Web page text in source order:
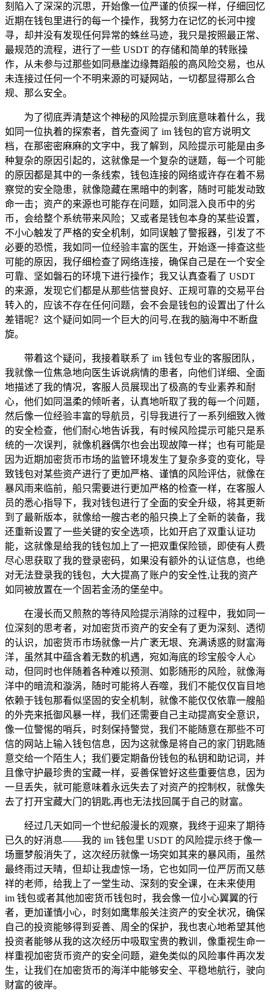
刻陷入了深深的沉思，开始像一位严谨的侦探一样，仔细回忆
近期在钱包里进行的每一个操作，我努力在记忆的长河中搜
寻，却并没有发现任何异常的蛛丝马迹，我只是按照最正常、
最规范的流程，进行了一些 USDT 的存储和简单的转账操
作，从未参与过那些如同悬崖边缘舞蹈般的高风险交易，也从
未连接过任何一个不明来源的可疑网站，一切都显得那么合
规、那么安全。
为了彻底弄清楚这个神秘的风险提示到底意味着什么，我
如同一位执着的探索者，首先查阅了 im 钱包的官方说明文
档，在那密密麻麻的文字中，我了解到，风险提示可能是由多
种复杂的原因引起的，这就像是一个复杂的谜题，每一个可能
的原因都是其中的一条线索，钱包连接的网络或许存在着不易
察觉的安全隐患，就像隐藏在黑暗中的刺客，随时可能发动致
命一击；资产的来源也可能存在问题，如同混入良币中的劣
币，会给整个系统带来风险；又或者是钱包本身的某些设置，
不小心触发了严格的安全机制，如同误触了警报器，引发了不
必要的恐慌，我如同一位经验丰富的医生，开始逐一排查这些
可能的原因，我仔细检查了网络连接，确保自己是在一个安全
可靠、坚如磐石的环境下进行操作；我又认真查看了 USDT
的来源，发现它们都是从那些信誉良好、正规可靠的交易平台
转入的，应该不存在任何问题，会不会是钱包的设置出了什么
差错呢？这个疑问如同一个巨大的问号,在我的脑海中不断盘
旋。
带着这个疑问，我接着联系了 im 钱包专业的客服团队，
我就像一位焦急地向医生诉说病情的患者，向他们详细、全面
地描述了我的情况，客服人员展现出了极高的专业素养和耐
心，他们如同温柔的倾听者，认真地听取了我的每一个问题，
然后像一位经验丰富的导航员，引导我进行了一系列细致入微
的安全检查，他们耐心地告诉我，有时候风险提示可能只是系
统的一次误判，就像机器偶尔也会出现故障一样；也有可能是
因为近期加密货币市场的监管环境发生了复杂多变的变化，导
致钱包对某些资产进行了更加严格、谨慎的风险评估，就像在
暴风雨来临前，船只需要进行更加严格的检查一样，在客服人
员的悉心指导下，我对钱包进行了全面的安全升级，将其更新
到了最新版本，就像给一艘古老的船只换上了全新的装备，我
还重新设置了一些关键的安全选项，比如开启了双重认证功
能，这就像是给我的钱包加上了一把双重保险锁，即使有人费
尽心思获取了我的登录密码，如果没有额外的认证信息，也绝
对无法登录我的钱包，大大提高了账户的安全性,让我的资产
如同被放置在一个固若金汤的堡垒中。
在漫长而又煎熬的等待风险提示消除的过程中，我如同一
位深刻的思考者，对加密货币资产的安全有了更为深刻、透彻
的认识，加密货币市场就像一片广袤无垠、充满诱惑的财富海
洋，虽然其中蕴含着无数的机遇，宛如海底的珍宝般令人心
动，但同时也伴随着各种难以预测、如影随形的风险，就像海
洋中的暗流和漩涡，随时可能将人吞噬，我们不能仅仅盲目地
依赖于钱包那看似坚固的安全机制，就像不能仅仅依靠一艘船
的外壳来抵御风暴一样，我们还需要自己主动提高安全意识，
像一位警惕的哨兵，时刻保持警觉，我们不能随意在那些不可
信的网站上输入钱包信息，因为这就像是将自己的家门钥匙随
意交给一个陌生人；我们要定期备份钱包的私钥和助记词，并
且像守护最珍贵的宝藏一样，妥善保管好这些重要信息，因为
一旦丢失，就可能意味着永远失去了对资产的控制权，就像失
去了打开宝藏大门的钥匙,再也无法找回属于自己的财富。
经过几天如同一个世纪般漫长的观察，我终于迎来了期待
已久的好消息——我的 im 钱包里 USDT 的风险提示终于像一
场噩梦般消失了，这次经历就像一场突如其来的暴风雨，虽然
最终雨过天晴，但却让我虚惊一场，它也如同一位严厉而又慈
祥的老师，给我上了一堂生动、深刻的安全课，在未来使用
im 钱包或者其他加密货币钱包时，我会像一位小心翼翼的行
者，更加谨慎小心，时刻如鹰隼般关注资产的安全状况，确保
自己的投资能够得到妥善、周全的保护，我也衷心地希望其他
投资者能够从我的这次经历中吸取宝贵的教训，像重视生命一
样重视加密货币资产的安全问题，避免类似的风险事件再次发
生，让我们在加密货币的海洋中能够安全、平稳地航行，驶向
财富的彼岸。